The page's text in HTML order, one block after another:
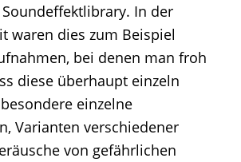
In der
waren dies zum Beispiel
bei denen man froh
diese überhaupt einzeln
einzelne
Varianten verschiedener
von gefährlichen